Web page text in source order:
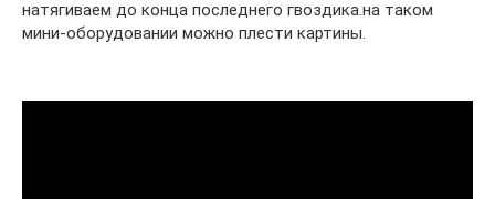
натягиваем до конца последнего гвоздика.на таком
мини-оборудовании можно плести картины.